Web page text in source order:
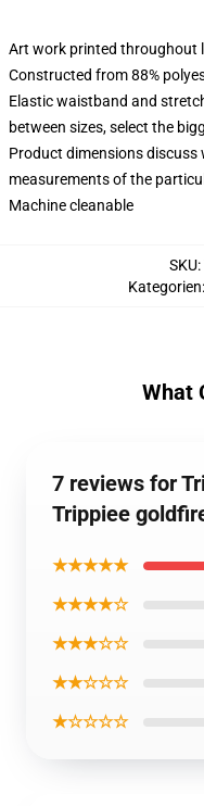
Art work printed throughout
Constructed from 88%
Elastic waistband and
between sizes, select the
Product dimensions
measurements of the
Machine cleanable
SKU:
Kategorien:
What
7 reviews for
Trippiee
★★★★★
★★★★☆
★★★☆☆
★★☆☆☆
★☆☆☆☆